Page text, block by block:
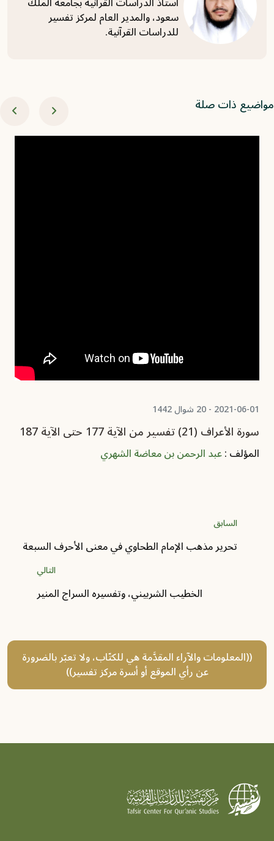
سعود، والمدير العام لمركز تفسير
للدراسات القرآنية.
ذات صلة
2021-06-01 - 20 شوال 1442
سورة الأعراف (21) تفسير من الآية 177 حتى الآية 187
المؤلف :عبد الرحمن بن معاضة الشهري
السابق
تحرير مذهب الإمام الطحاوي في معنى الأحرف السبعة
التالي
الخطيب الشربيني، وتفسيره السراج المنير
((المعلومات والآراء المقدَّمة هي للكتّاب، ولا تعبّر بالضرورة
عن رأي الموقع أو أسرة مركز تفسير))